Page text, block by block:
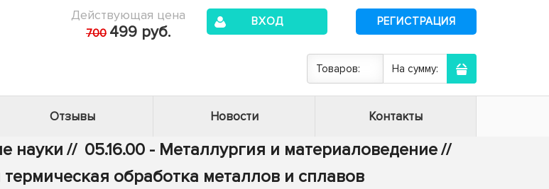
Действующая цена
700 499 руб.
ВХОД РЕГИСТРАЦИЯ
Товаров: На сумму:
Отзывы Новости Контакты
науки // 05.16.00 - Металлургия и материаловедение//
термическая обработка металлов и сплавов